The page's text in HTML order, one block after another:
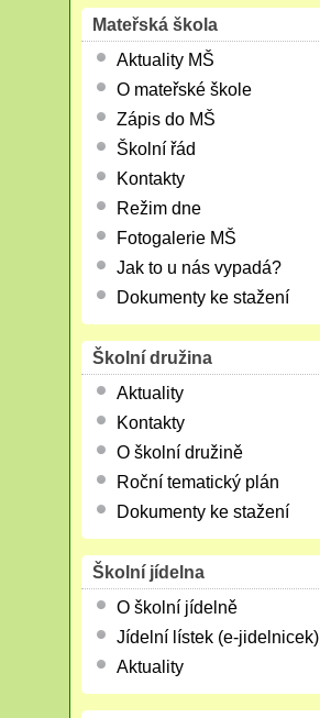
Mateřská škola
Aktuality MŠ
O mateřské škole
Zápis do MŠ
Školní řád
Kontakty
Režim dne
Fotogalerie MŠ
Jak to u nás vypadá?
Dokumenty ke stažení
Školní družina
Aktuality
Kontakty
O školní družině
Roční tematický plán
Dokumenty ke stažení
Školní jídelna
O školní jídelně
Jídelní lístek (e-jidelnicek)
Aktuality